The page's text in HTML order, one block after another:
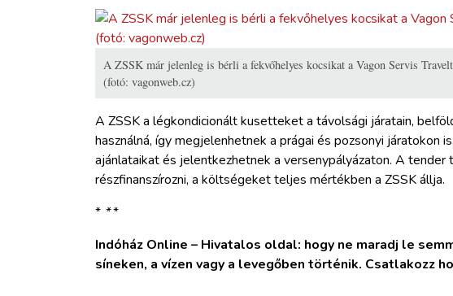
A ZSSK már jelenleg is bérli a fekvőhelyes kocsikat a Vagon Servis
(fotó: vagonweb.cz)
A ZSSK a légkondicionált kusetteket a távolsági járatain,
használná, így megjelenhetnek a prágai és pozsonyi járatokon
ajánlataikat és jelentkezhetnek a versenypályázaton. A
részfinanszírozni, a költségeket teljes mértékben a ZSSK állja.
* **
Indóház Online – Hivatalos oldal: hogy ne maradj le
síneken, a vízen vagy a levegőben történik. Csatlakozz